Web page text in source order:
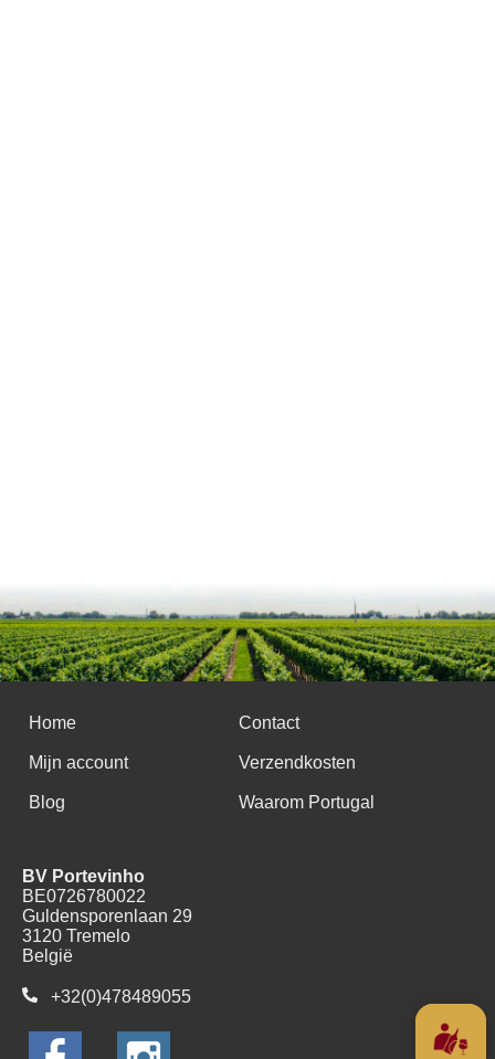
Home Contact
Mijn account Verzendkosten
Blog Waarom Portugal
BV Portevinho
BE0726780022
Guldensporenlaan 29
3120 Tremelo
België
+32(0)478489055